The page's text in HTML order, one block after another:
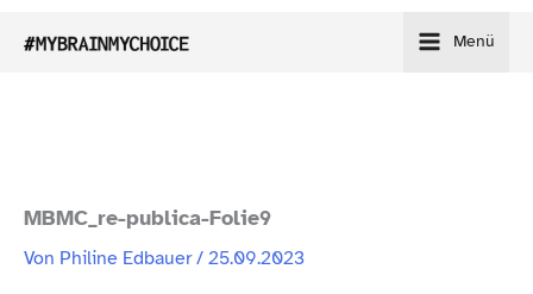
Inhalt
Menü
MBMC_​re-​publica-​Folie9
Von Philine Edbauer/25.09.2023